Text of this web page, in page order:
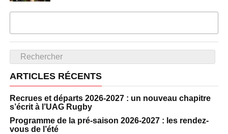
ARTICLES RÉCENTS
Recrues et départs 2026-2027 : un nouveau chapitre
s’écrit à l’UAG Rugby
Programme de la pré-saison 2026-2027 : les rendez-
vous de l’été